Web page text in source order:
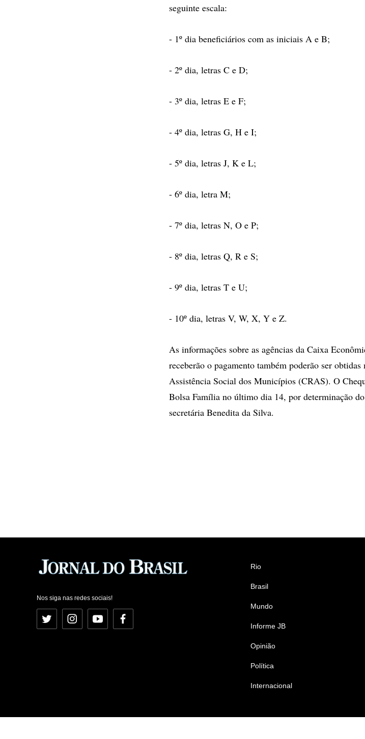
seguinte escala:
- 1º dia beneficiários com as iniciais A e B;
- 2º dia, letras C e D;
- 3º dia, letras E e F;
- 4º dia, letras G, H e I;
- 5º dia, letras J, K e L;
- 6º dia, letra M;
- 7º dia, letras N, O e P;
- 8º dia, letras Q, R e S;
- 9º dia, letras T e U;
- 10º dia, letras V, W, X, Y e Z.
As informações sobre as agências da Caixa
receberão o pagamento também poderão ser
Assistência Social dos Municípios (CRAS). O
Bolsa Família no último dia 14, por determinação
secretária Benedita da Silva.
Nos siga nas redes sociais!
Twitter InstagramYouTubeFacebook
Rio
Brasil
Mundo
Informe JB
Opinião
Política
Internacional